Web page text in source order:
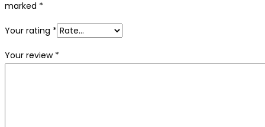
marked *
Your rating *
Your review *